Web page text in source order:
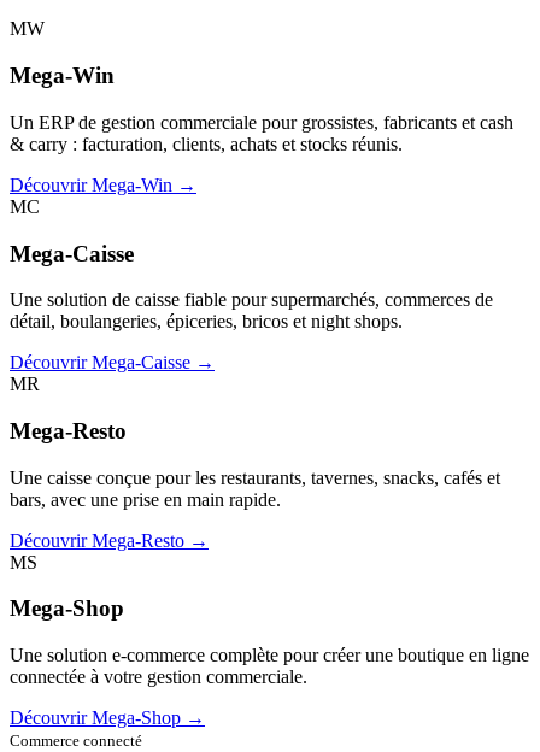
MW
Mega-Win
Un ERP de gestion commerciale pour grossistes, fabricants et cash
& carry : facturation, clients, achats et stocks réunis.
Découvrir Mega-Win →
MC
Mega-Caisse
Une solution de caisse fiable pour supermarchés, commerces de
détail, boulangeries, épiceries, bricos et night shops.
Découvrir Mega-Caisse →
MR
Mega-Resto
Une caisse conçue pour les restaurants, tavernes, snacks, cafés et
bars, avec une prise en main rapide.
Découvrir Mega-Resto →
MS
Mega-Shop
Une solution e-commerce complète pour créer une boutique en ligne
connectée à votre gestion commerciale.
Découvrir Mega-Shop →
Commerce connecté